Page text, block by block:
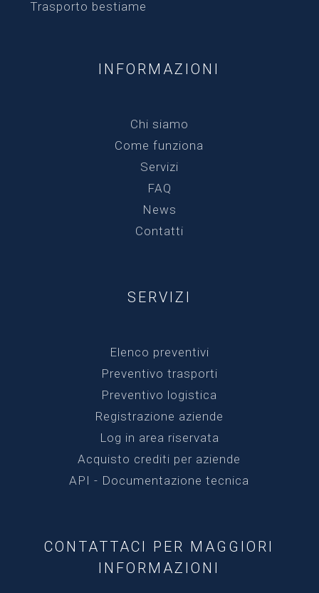
Trasporto bestiame
INFORMAZIONI
Chi siamo
Come funziona
Servizi
FAQ
News
Contatti
SERVIZI
Elenco preventivi
Preventivo trasporti
Preventivo logistica
Registrazione aziende
Log in area riservata
Acquisto crediti per aziende
API - Documentazione tecnica
CONTATTACI PER MAGGIORI
INFORMAZIONI